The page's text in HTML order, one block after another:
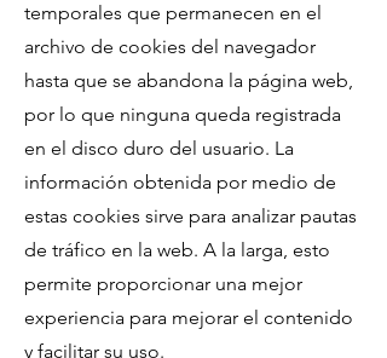
temporales que permanecen en el
archivo de cookies del navegador
hasta que se abandona la página web,
por lo que ninguna queda registrada
en el disco duro del usuario. La
información obtenida por medio de
estas cookies sirve para analizar pautas
de tráfico en la web. A la larga, esto
permite proporcionar una mejor
experiencia para mejorar el contenido
y facilitar su uso.